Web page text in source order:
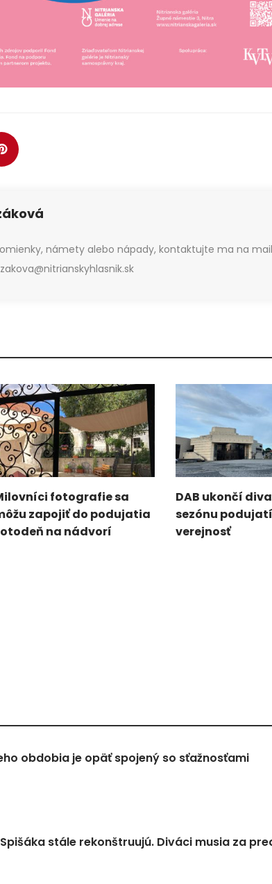
námety alebo nápady, kontaktujte ma na
fotografie sa
zapojiť do podujatia
na nádvorí
DAB ukončí
sezónu
verejnosť
obdobia je opäť spojený so sťažnosťami
stále rekonštruujú. Diváci musia za